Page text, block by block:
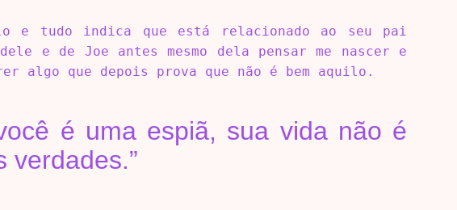
e tudo indica que está relacionado ao seu pai
e de Joe antes mesmo dela pensar me nascer e
algo que depois prova que não é bem aquilo.
é uma espiã, sua vida não é
verdades.”